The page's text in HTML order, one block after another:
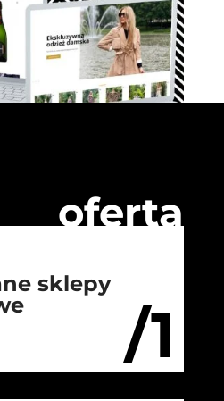
oferta
/1
sklepy